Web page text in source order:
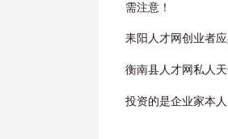
需注意！
耒阳人才网创业者
衡南县人才网私人
投资的是企业家本人